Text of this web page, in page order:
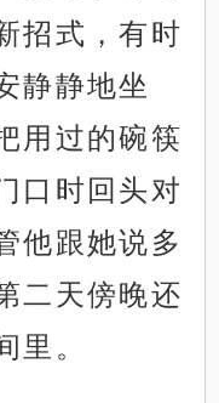
招式，有时
静静地坐
用过的碗筷
口时回头对
他跟她说多
二天傍晚还
里。